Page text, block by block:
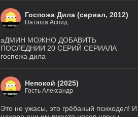
Госпожа Дила (сериал, 2012)
Наташа Аспид
аДМИН МОЖНО ДОБАВИТЬ
ПОСЛЕДНИИ 20 СЕРИЙ СЕРИАЛА
госпожа дила
Непокой (2025)
Гость Александр
Это не ужасы, это грёбаный психодел! И